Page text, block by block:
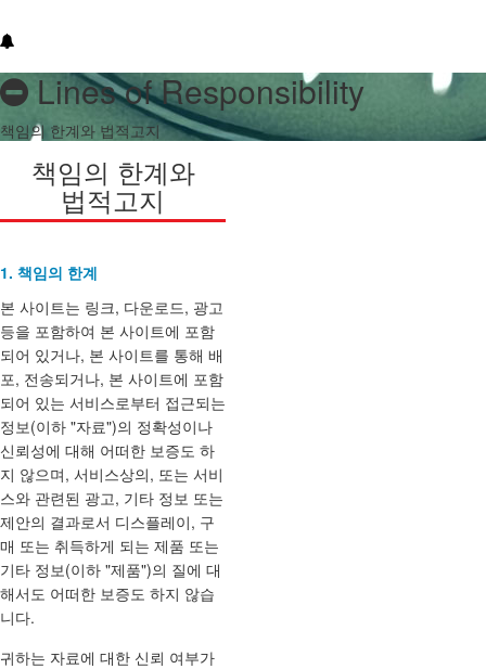
Lines of Responsibility
책임의 한계와 법적고지
책임의 한계와
법적고지
1. 책임의 한계
본 사이트는 링크, 다운로드, 광고
등을 포함하여 본 사이트에 포함
되어 있거나, 본 사이트를 통해 배
포, 전송되거나, 본 사이트에 포함
되어 있는 서비스로부터 접근되는
정보(이하 "자료")의 정확성이나
신뢰성에 대해 어떠한 보증도 하
지 않으며, 서비스상의, 또는 서비
스와 관련된 광고, 기타 정보 또는
제안의 결과로서 디스플레이, 구
매 또는 취득하게 되는 제품 또는
기타 정보(이하 "제품")의 질에 대
해서도 어떠한 보증도 하지 않습
니다.
귀하는 자료에 대한 신뢰 여부가